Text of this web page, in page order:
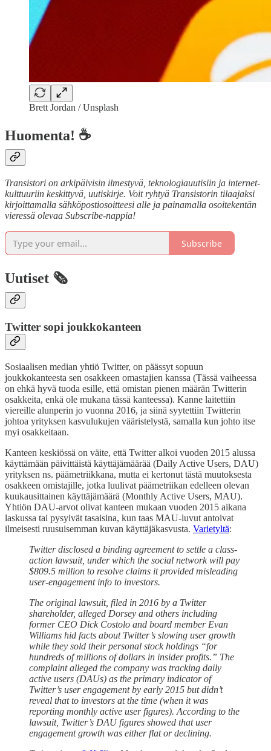
Brett Jordan / Unsplash
Huomenta! ☕
Transistori on arkipäivisin ilmestyvä, teknologiauutisiin ja internet-
kulttuuriin keskittyvä, uutiskirje. Voit ryhtyä Transistorin tilaajaksi
kirjoittamalla sähköpostiosoitteesi alle ja painamalla osoitekentän
vieressä olevaa Subscribe-nappia!
Subscribe
Uutiset 🗞️
Twitter sopi joukkokanteen
Sosiaalisen median yhtiö Twitter, on päässyt sopuun
joukkokanteesta sen osakkeen omastajien kanssa (Tässä vaiheessa
on ehkä hyvä tuoda esille, että omistan pienen määrän Twitterin
osakkeita, enkä ole mukana tässä kanteessa). Kanne laitettiin
viereille alunperin jo vuonna 2016, ja siinä syytettiin Twitterin
johtoa yrityksen kasvulukujen vääristelystä, samalla kun johto itse
myi osakkeitaan.
Kanteen keskiössä on väite, että Twitter alkoi vuoden 2015 alussa
käyttämään päivittäistä käyttäjämäärää (Daily Active Users, DAU)
yrityksen ns. päämetriikkana, mutta ei kertonut tästä muutoksesta
osakkeen omistajille, jotka luulivat päämetriikan edelleen olevan
kuukausittainen käyttäjämäärä (Monthly Active Users, MAU).
Yhtiön DAU-arvot olivat kanteen mukaan vuoden 2015 aikana
laskussa tai pysyivät tasaisina, kun taas MAU-luvut antoivat
ilmeisesti ruusuisemman kuvan käyttäjäkasvusta. Varietyltä:
Twitter disclosed a binding agreement to settle a class-
action lawsuit, under which the social network will pay
$809.5 million to resolve claims it provided misleading
user-engagement info to investors.
The original lawsuit, filed in 2016 by a Twitter
shareholder, alleged Dorsey and others including
former CEO Dick Costolo and board member Evan
Williams hid facts about Twitter’s slowing user growth
while they sold their personal stock holdings “for
hundreds of millions of dollars in insider profits.” The
complaint alleged the company was tracking daily
active users (DAUs) as the primary indicator of
Twitter’s user engagement by early 2015 but didn’t
reveal that to investors at the time (when it was
reporting monthly active user figures). According to the
lawsuit, Twitter’s DAU figures showed that user
engagement growth was either flat or declining.